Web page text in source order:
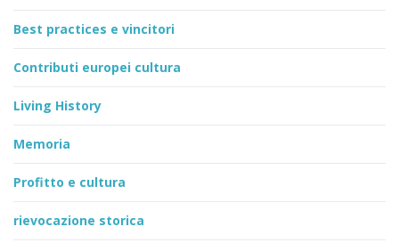
Best practices e vincitori
Contributi europei cultura
Living History
Memoria
Profitto e cultura
rievocazione storica